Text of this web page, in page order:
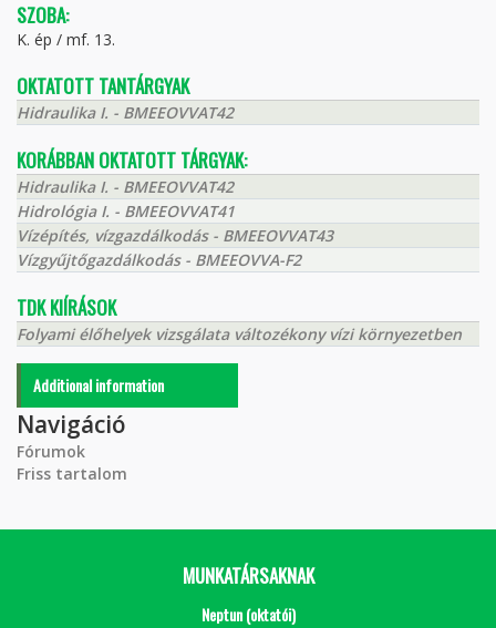
SZOBA:
K. ép / mf. 13.
OKTATOTT TANTÁRGYAK
Hidraulika I. - BMEEOVVAT42
KORÁBBAN OKTATOTT TÁRGYAK:
Hidraulika I. - BMEEOVVAT42
Hidrológia I. - BMEEOVVAT41
Vízépítés, vízgazdálkodás - BMEEOVVAT43
Vízgyűjtőgazdálkodás - BMEEOVVA-F2
TDK KIÍRÁSOK
Folyami élőhelyek vizsgálata változékony vízi környezetben
Additional information
Navigáció
Fórumok
Friss tartalom
MUNKATÁRSAKNAK
Neptun (oktatói)